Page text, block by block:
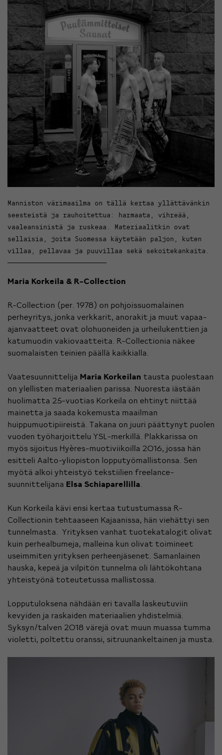
Manniston värimaailma on tällä kertaa yllättävänkin
seesteistä ja rauhoitettua: harmaata, vihreää,
vaaleansinistä ja ruskeaa. Materiaalitkin ovat
sellaisia, joita Suomessa käytetään paljon, kuten
villaa, pellavaa ja puuvillaa sekä sekoitekankaita.
Maria Korkeila & R-Collection
R-Collection (per. 1978) on pohjoissuomalainen
perheyritys, jonka verkkarit, anorakit ja muut vapaa-
ajanvaatteet ovat olohuoneiden ja urheilukenttien ja
katumuodin vakiovaatteita. R-Collectionia näkee
suomalaisten teinien päällä kaikkialla.
Vaatesuunnittelija Maria Korkeilan tausta puolestaan
on ylellisten materiaalien parissa. Nuoresta iästään
huolimatta 25-vuotias Korkeila on ehtinyt niittää
mainetta ja saada kokemusta maailman
huippumuotipiireistä. Takana on juuri päättynyt puolen
vuoden työharjoittelu YSL-merkillä. Plakkarissa on
myös sijoitus Hyères-muotiviikoilla 2016, jossa hän
esitteli Aalto-yliopiston lopputyömallistonsa. Sen
myötä alkoi yhteistyö tekstiilien freelance-
suunnittelijana Elsa Schiaparellilla
Kun Korkeila kävi ensi kertaa tutustumassa R-
Collectionin tehtaaseen Kajaanissa, hän viehättyi sen
tunnelmasta. Yrityksen vanhat tuotekatalogit olivat
kuin perhealbumeja, malleina kun olivat toimineet
useimmiten yrityksen perheenjäsenet. Samanlainen
hauska, kepeä ja vilpitön tunnelma oli lähtökohtana
yhteistyönä toteutetussa mallistossa.
Lopputuloksena nähdään eri tavalla laskeutuviin
kevyiden ja raskaiden materiaalien yhdistelmiä.
Syksyn/talven 2018 värejä ovat muun muassa tumma
violetti, poltettu oranssi, sitruunankeltainen ja musta.